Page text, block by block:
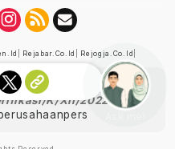
Rejabar.co.id Rejogja.co.id
Dewan Pers
K/XII/2022